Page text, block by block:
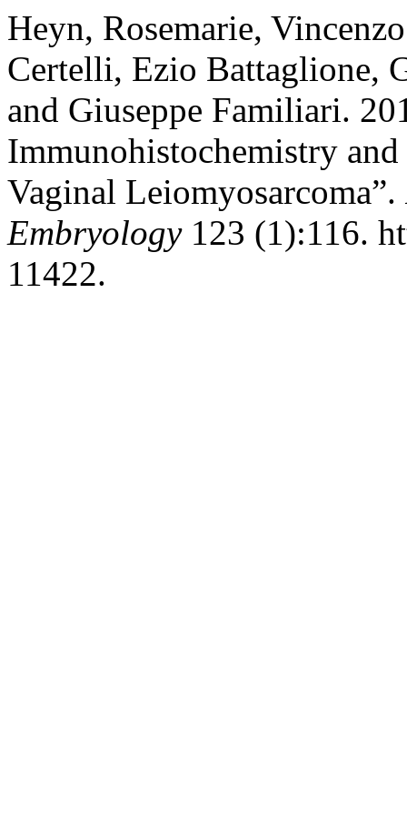
Heyn, Rosemarie,
Certelli, Ezio Battaglione,
and Giuseppe Familiari.
Immunohistochemistry
Vaginal Leiomyosarcoma”.
Embryology123 (1):116.
11422.